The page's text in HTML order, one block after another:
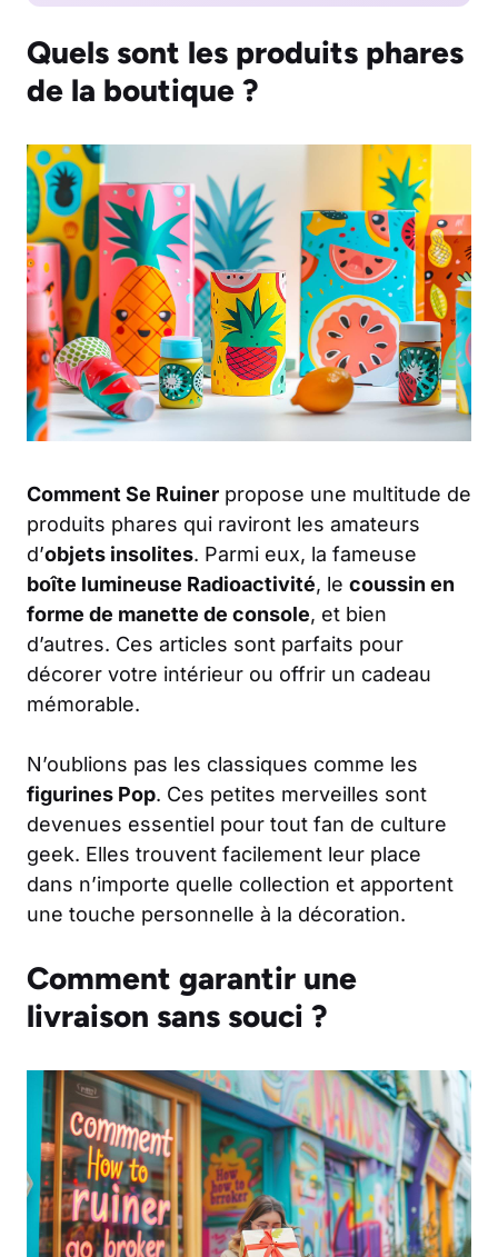
Quels sont les produits phares
de la boutique ?
Comment Se Ruiner propose une multitude de
produits phares qui raviront les amateurs
d’objets insolites. Parmi eux, la fameuse
boîte lumineuse Radioactivité, le coussin en
forme de manette de console, et bien
d’autres. Ces articles sont parfaits pour
décorer votre intérieur ou offrir un cadeau
mémorable.
N’oublions pas les classiques comme les
figurines Pop. Ces petites merveilles sont
devenues essentiel pour tout fan de culture
geek. Elles trouvent facilement leur place
dans n’importe quelle collection et apportent
une touche personnelle à la décoration.
Comment garantir une
livraison sans souci ?